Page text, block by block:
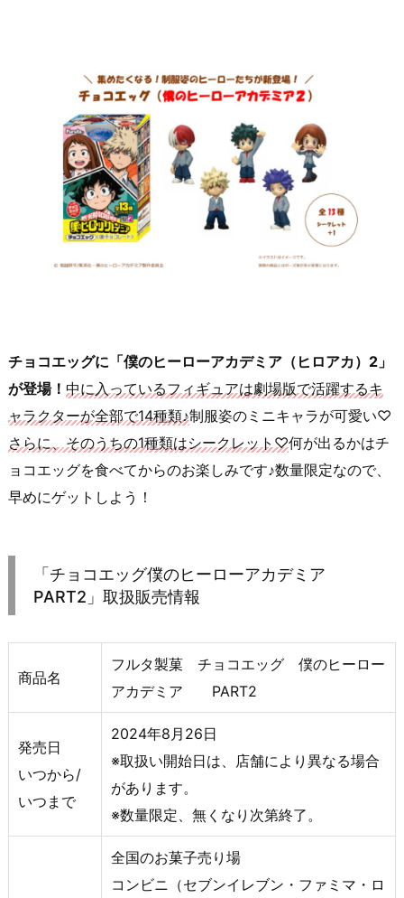
チョコエッグに「僕のヒーローアカデミア（ヒロアカ）2」
が登場！ 中に入っているフィギュアは劇場版で活躍するキ
ャラクターが全部で14種類♪制服姿のミニキャラが可愛い♡
さらに、そのうちの1種類はシークレット♡何が出るかはチ
ョコエッグを食べてからのお楽しみです♪数量限定なので、
早めにゲットしよう！
「チョコエッグ僕のヒーローアカデミア
PART2」取扱販売情報
商品名
フルタ製菓 チョコエッグ 僕のヒーロー
アカデミア PART2
発売日
いつから/
いつまで
2024年8月26日
※取扱い開始日は、店舗により異なる場合
があります。
※数量限定、無くなり次第終了。
全国のお菓子売り場
コンビニ（セブンイレブン・ファミマ・ロ